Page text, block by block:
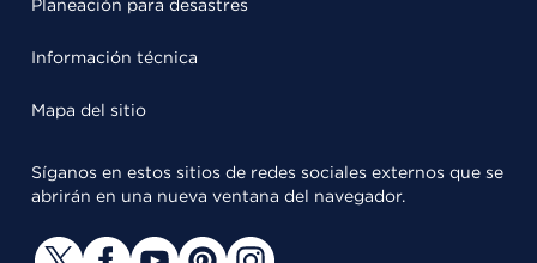
Planeación para desastres
Información técnica
Mapa del sitio
Síganos en estos sitios de redes sociales externos que se
abrirán en una nueva ventana del navegador.